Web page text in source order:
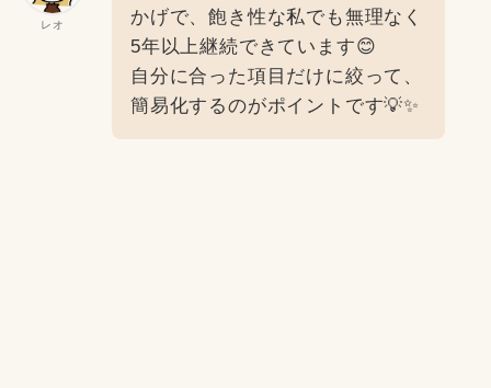
レオ
かげで、飽き性な私でも無理なく
5年以上継続できています😊
自分に合った項目だけに絞って、
簡易化するのがポイントです💡✨